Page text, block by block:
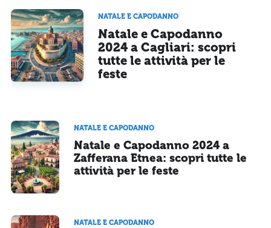
NATALE E CAPODANNO
Natale e Capodanno
2024 a Cagliari: scopri
tutte le attività per le
feste
NATALE E CAPODANNO
Natale e Capodanno 2024 a
Zafferana Etnea: scopri tutte le
attività per le feste
NATALE E CAPODANNO